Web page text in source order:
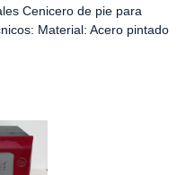
Cenicero de pie para
Material: Acero pintado